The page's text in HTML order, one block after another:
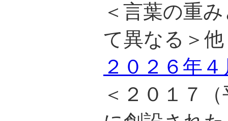
＜言葉の重
て異なる＞他
２０２６年
＜２０１７